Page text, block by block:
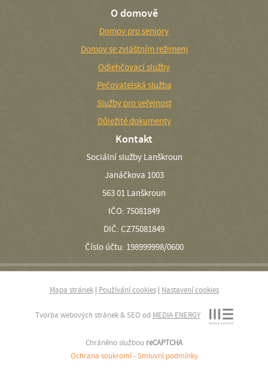
O domově
Domov pro seniory
Domov se zvláštním režimem
Odlehčovací služby
Pečovatelská služba
Služby pro veřejnost
Důležité dokumenty
Kontakt
Sociální služby Lanškroun
Janáčkova 1003
563 01 Lanškroun
IČO: 75081849
DIČ: CZ75081849
Číslo účtu: 198999998/0600
Mapa stránek| Používání cookies| Nastavení cookies
Tvorba webových stránek & SEO od MEDIA ENERGY
Chráněno službou reCAPTCHA
Ochrana soukromí -Smluvní podmínky